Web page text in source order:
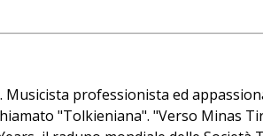
professionista ed
"Tolkieniana". "Verso Minas